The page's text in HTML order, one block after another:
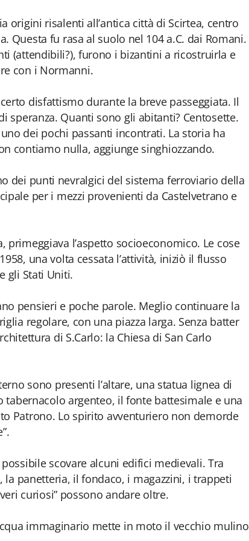
origini risalenti all’antica città di Scirtea, centro
Questa fu rasa al suolo nel 104 a.C. dai Romani.
(attendibili?), furono i bizantini a ricostruirla e
con i Normanni.
disfattismo durante la breve passeggiata. Il
speranza. Quanti sono gli abitanti? Centosette.
dei pochi passanti incontrati. La storia ha
contiamo nulla, aggiunge singhiozzando.
dei punti nevralgici del sistema ferroviario della
per i mezzi provenienti da Castelvetrano e
primeggiava l’aspetto socioeconomico. Le cose
una volta cessata l’attività, iniziò il flusso
gli Stati Uniti.
pensieri e poche parole. Meglio continuare la
regolare, con una piazza larga. Senza batter
di S.Carlo: la Chiesa di San Carlo
sono presenti l’altare, una statua lignea di
tabernacolo argenteo, il fonte battesimale e una
Patrono. Lo spirito avventuriero non demorde
possibile scovare alcuni edifici medievali. Tra
la panetteria, il fondaco, i magazzini, i trappeti
curiosi” possono andare oltre.
immaginario mette in moto il vecchio mulino